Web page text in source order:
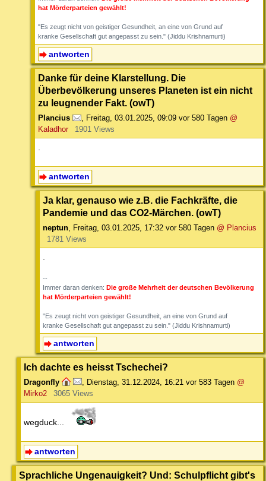
hat Mörderparteien gewählt!
"Es zeugt nicht von geistiger Gesundheit, an eine von Grund auf
kranke Gesellschaft gut angepasst zu sein." (Jiddu Krishnamurti)
antworten
Danke für deine Klarstellung. Die
Überbevölkerung unseres Planeten ist ein nicht
zu leugnender Fakt. (owT)
Plancius , Freitag, 03.01.2025, 09:09 vor 580 Tagen @
Kaladhor
1901 Views
.
antworten
Ja klar, genauso wie z.B. die Fachkräfte, die
Pandemie und das CO2-Märchen. (owT)
neptun, Freitag, 03.01.2025, 17:32 vor 580 Tagen @ Plancius
1781 Views
--
Immer daran denken: Die große Mehrheit der deutschen Bevölkerung
hat Mörderparteien gewählt!
"Es zeugt nicht von geistiger Gesundheit, an eine von Grund auf
kranke Gesellschaft gut angepasst zu sein." (Jiddu Krishnamurti)
antworten
Ich dachte es heisst Tschechei?
Dragonfly Dienstag, 31.12.2024, 16:21 vor 583 Tagen @
Mirko2
3065 Views
wegduck...
antworten
Sprachliche Ungenauigkeit? Und: Schulpflicht gibt's